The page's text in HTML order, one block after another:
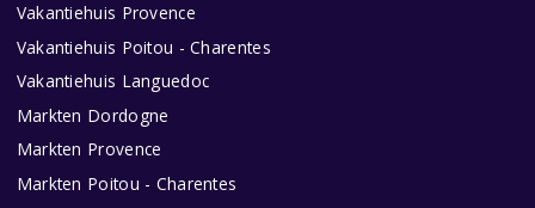
Vakantiehuis Provence
Vakantiehuis Poitou - Charentes
Vakantiehuis Languedoc
Markten Dordogne
Markten Provence
Markten Poitou - Charentes